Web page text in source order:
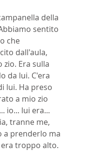
della
sentito
che
dall'aula,
Era sulla
da lui. C'era
lui. Ha preso
a mio zio
io... lui era...
tranne me,
a prenderlo ma
troppo alto.